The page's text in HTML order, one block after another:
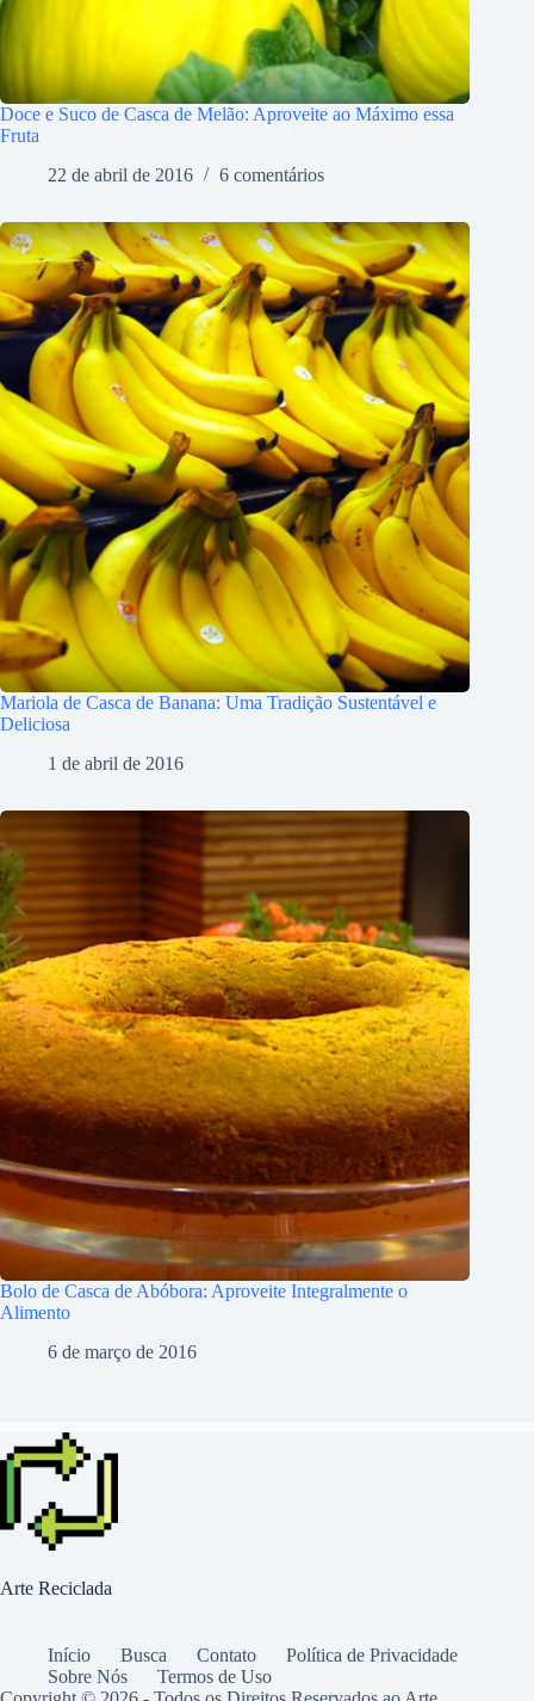
Doce e Suco de Casca de Melão: Aproveite ao Máximo essa
Fruta
22 de abril de 2016
6 comentários
Mariola de Casca de Banana: Uma Tradição Sustentável e
Deliciosa
1 de abril de 2016
Bolo de Casca de Abóbora: Aproveite Integralmente o
Alimento
6 de março de 2016
Arte Reciclada
Início Busca Contato
Política de Privacidade
Sobre Nós
Termos de Uso